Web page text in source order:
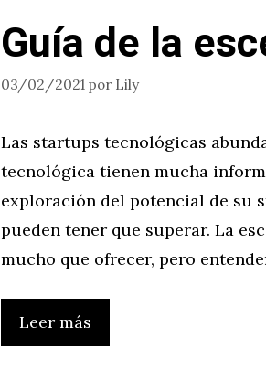
Guía de la
03/02/2021 por Lily
Las startups tecnológicas
tecnológica tienen mucha
exploración del potencial de su
pueden tener que superar. La
mucho que ofrecer, pero
Leer más